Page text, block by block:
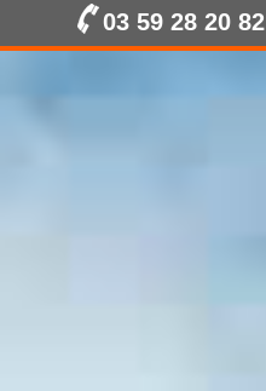
03 59 28 20 82